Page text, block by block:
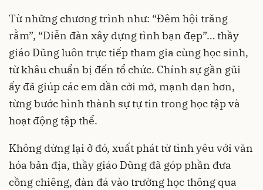
Từ những chương trình như: “Đêm hội trăng
rằm”, “Diễn đàn xây dựng tình bạn đẹp”… thầy
giáo Dũng luôn trực tiếp tham gia cùng học sinh,
từ khâu chuẩn bị đến tổ chức. Chính sự gần gũi
ấy đã giúp các em dần cởi mở, mạnh dạn hơn,
từng bước hình thành sự tự tin trong học tập và
hoạt động tập thể.
Không dừng lại ở đó, xuất phát từ tình yêu với văn
hóa bản địa, thầy giáo Dũng đã góp phần đưa
cồng chiêng, đàn đá vào trường học thông qua